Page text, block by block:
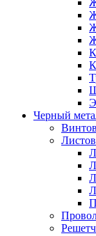
Черный